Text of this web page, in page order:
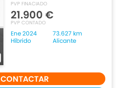
PVP FINACIADO
21.900 €
PVP CONTADO
Ene 2024
73.627 km
Híbrido
Alicante
CONTACTAR